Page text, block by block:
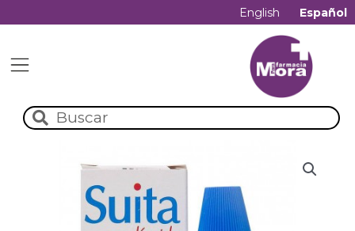
English Español